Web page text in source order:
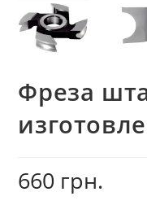
Фреза
660 грн.